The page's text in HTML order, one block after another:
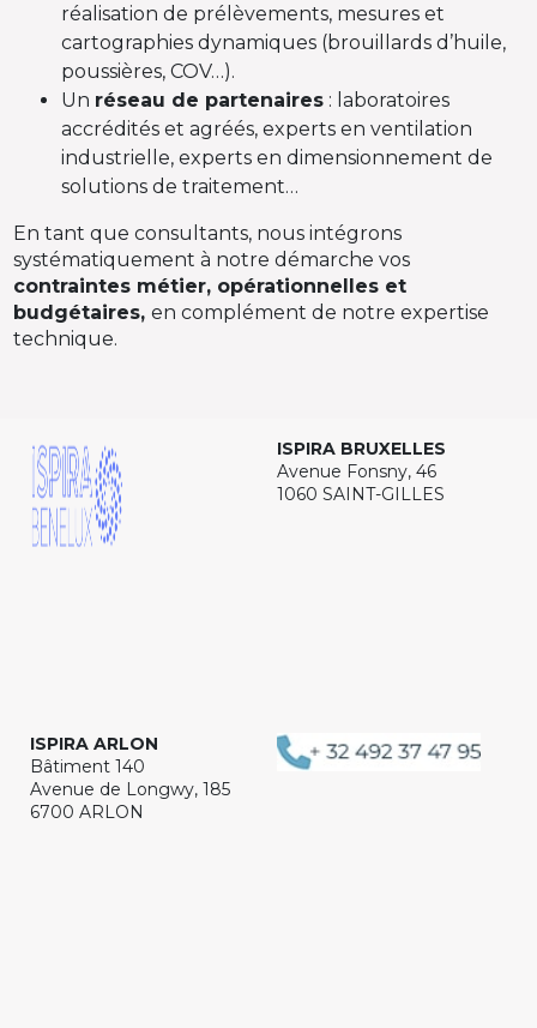
réalisation de prélèvements, mesures et
cartographies dynamiques (brouillards d’huile,
poussières, COV…).
Un réseau de partenaires : laboratoires
accrédités et agréés, experts en ventilation
industrielle, experts en dimensionnement de
solutions de traitement…
En tant que consultants, nous intégrons
systématiquement à notre démarche vos
contraintes métier, opérationnelles et
budgétaires, en complément de notre expertise
technique.
ISPIRA BRUXELLES
Avenue Fonsny, 46
1060 SAINT-GILLES
ISPIRA ARLON
Bâtiment 140
Avenue de Longwy, 185
6700 ARLON